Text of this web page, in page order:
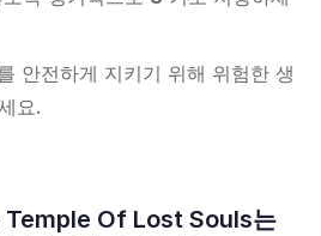
안전하게 지키기 위해 위험한 생
요.
Of Lost Souls는